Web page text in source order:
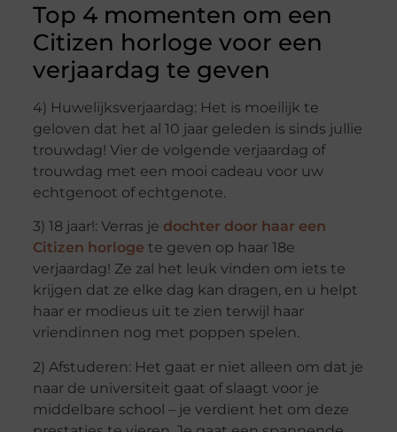
Top 4 momenten om een
Citizen horloge voor een
verjaardag te geven
4) Huwelijksverjaardag: Het is moeilijk te
geloven dat het al 10 jaar geleden is sinds jullie
trouwdag! Vier de volgende verjaardag of
trouwdag met een mooi cadeau voor uw
echtgenoot of echtgenote.
3) 18 jaar!: Verras je dochter door haar een
Citizen horloge te geven op haar 18e
verjaardag! Ze zal het leuk vinden om iets te
krijgen dat ze elke dag kan dragen, en u helpt
haar er modieus uit te zien terwijl haar
vriendinnen nog met poppen spelen.
2) Afstuderen: Het gaat er niet alleen om dat je
naar de universiteit gaat of slaagt voor je
middelbare school – je verdient het om deze